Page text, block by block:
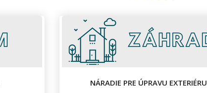
NÁRADIE PRE ÚPRAVU EXTERIÉRU